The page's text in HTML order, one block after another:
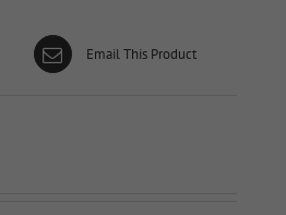
Email This Product